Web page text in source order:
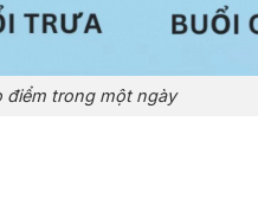
điểm trong một ngày